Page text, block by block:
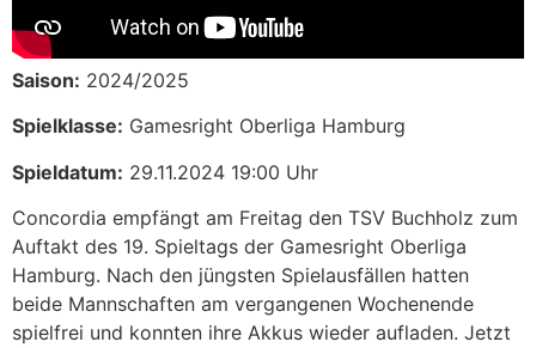
Saison: 2024/2025
Spielklasse: Gamesright Oberliga Hamburg
Spieldatum: 29.11.2024 19:00 Uhr
Concordia empfängt am Freitag den TSV Buchholz zum
Auftakt des 19. Spieltags der Gamesright Oberliga
Hamburg. Nach den jüngsten Spielausfällen hatten
beide Mannschaften am vergangenen Wochenende
spielfrei und konnten ihre Akkus wieder aufladen. Jetzt